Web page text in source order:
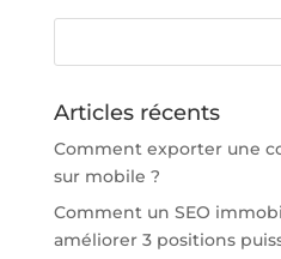
Articles récents
Comment exporter une
sur mobile ?
Comment un SEO
améliorer 3 positions